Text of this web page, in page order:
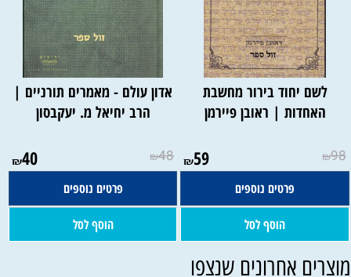
לשם יחוד בירור מחשבת
האחדות | ראובן פיירמן
₪98
₪59
פרטים נוספים
הוסף לסל
אדון עולם - מאמרים תורניים |
הרב יחיאל מ. יעקבסון
₪48
₪40
פרטים נוספים
הוסף לסל
אחרונים שנצפו